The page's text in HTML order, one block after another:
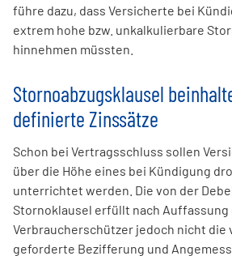
führe dazu, dass Versicherte bei
extrem hohe bzw. unkalkulierbare
hinnehmen müssten.
Stornoabzugsklausel
definierte Zinssätze
Schon bei Vertragsschluss sollen
über die Höhe eines bei Kündigung
unterrichtet werden. Die von der
Stornoklausel erfüllt nach Auffassung
Verbraucherschützer jedoch nicht die
geforderte Bezifferung und